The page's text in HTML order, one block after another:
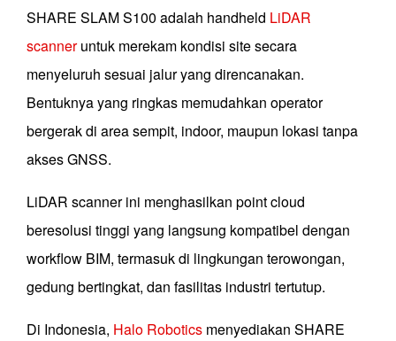
SHARE SLAM S100 adalah handheld LiDAR
scanneruntuk merekam kondisi site secara
menyeluruh sesuai jalur yang direncanakan.
Bentuknya yang ringkas memudahkan operator
bergerak di area sempit, indoor, maupun lokasi tanpa
akses GNSS.
LiDAR scanner ini menghasilkan point cloud
beresolusi tinggi yang langsung kompatibel dengan
workflow BIM, termasuk di lingkungan terowongan,
gedung bertingkat, dan fasilitas industri tertutup.
Di Indonesia, Halo Robotics menyediakan SHARE